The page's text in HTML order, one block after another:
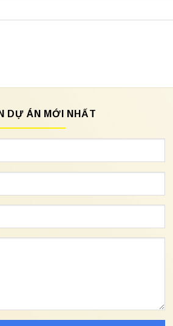
DỰ ÁN MỚI NHẤT